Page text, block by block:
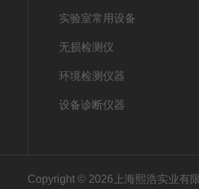
实验室常用设备
无损检测仪
环境检测仪器
设备诊断仪器
Copyright © 2026上海熙浩实业有